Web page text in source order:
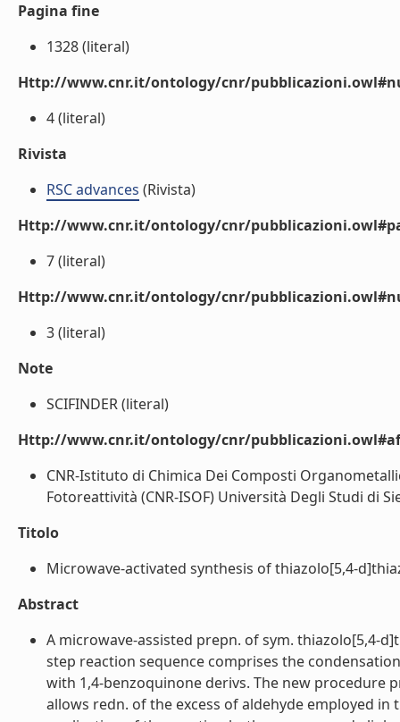
Pagina fine
1328 (literal)
Http://www.cnr.it/ontology/cnr/
4 (literal)
Rivista
RSC advances (Rivista)
Http://www.cnr.it/ontology/cnr/
7 (literal)
Http://www.cnr.it/ontology/cnr/
3 (literal)
Note
SCIFINDER (literal)
Http://www.cnr.it/ontology/cnr/
CNR-Istituto di Chimica Dei Composti
Fotoreattività (CNR-ISOF) Università Degli Studi di
Titolo
Microwave-activated synthesis of thiazolo[5,4-
Abstract
A microwave-assisted prepn. of sym. thiazolo[5,4-
step reaction sequence comprises the
with 1,4-benzoquinone derivs. The new procedure
allows redn. of the excess of aldehyde employed